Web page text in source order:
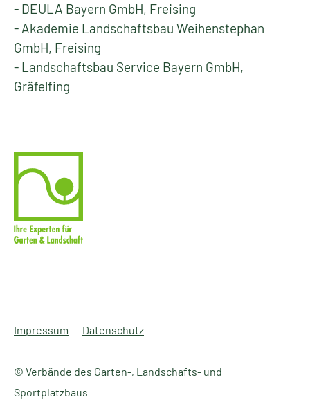
- DEULA Bayern GmbH, Freising
- Akademie Landschaftsbau Weihenstephan
GmbH, Freising
- Landschaftsbau Service Bayern GmbH,
Gräfelfing
© Verbände des Garten-, Landschafts- und
Sportplatzbaus
Impressum Datenschutz